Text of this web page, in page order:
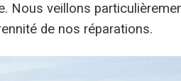
Nous veillons
de nos réparations.